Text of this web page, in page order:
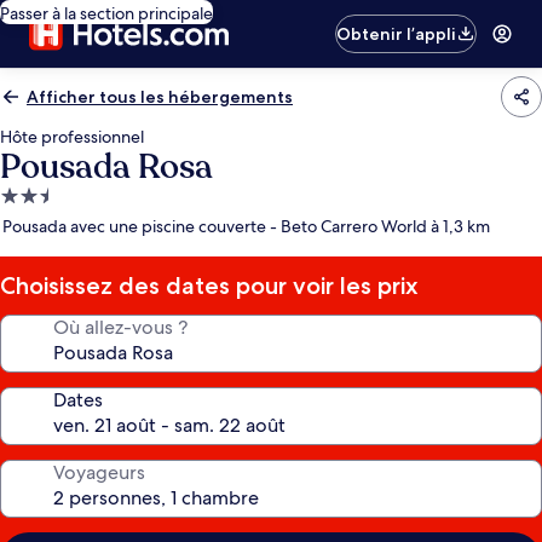
Passer à la section principale
Obtenir l’appli
Afficher tous les hébergements
Hôte professionnel
Pousada Rosa
Hébergement
2.5 étoiles
Pousada avec une piscine couverte - Beto Carrero World à 1,3 km
Choisissez des dates pour voir les prix
Où allez-vous ?
Dates
Voyageurs